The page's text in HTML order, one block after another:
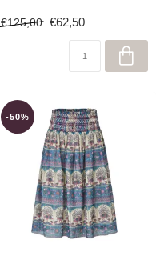
€125,00 €62,50
-50%